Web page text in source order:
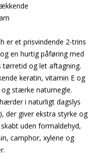
er et prisvindende 2-trins
en hurtig påføring med
tørretid og let aftagning.
keratin, vitamin E og
stærke naturnegle.
i naturligt dagslys
der giver ekstra styrke og
uden formaldehyd,
camphor, xylene og